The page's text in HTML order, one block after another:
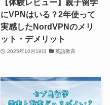
【体験レビュー】親子留学
にVPNはいる？2年使って
実感したNordVPNのメリ
ット・デメリット
2025年10月19日 英語教育